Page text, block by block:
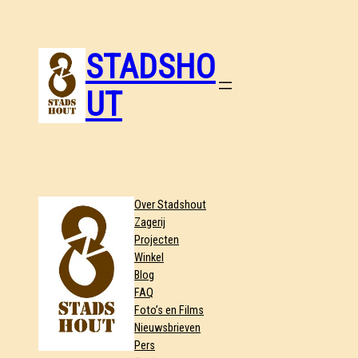
STADSHO
UT
Over Stadshout
Zagerij
Projecten
Winkel
Blog
FAQ
Foto’s en Films
Nieuwsbrieven
Pers